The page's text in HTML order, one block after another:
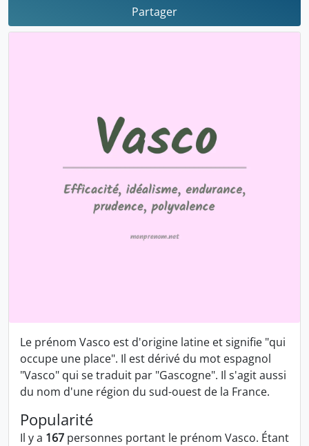
Partager
Le prénom Vasco est d'origine latine et signifie "qui
occupe une place". Il est dérivé du mot espagnol
"Vasco" qui se traduit par "Gascogne". Il s'agit aussi
du nom d'une région du sud-ouest de la France.
Popularité
Il y a 167 personnes portant le prénom Vasco. Étant